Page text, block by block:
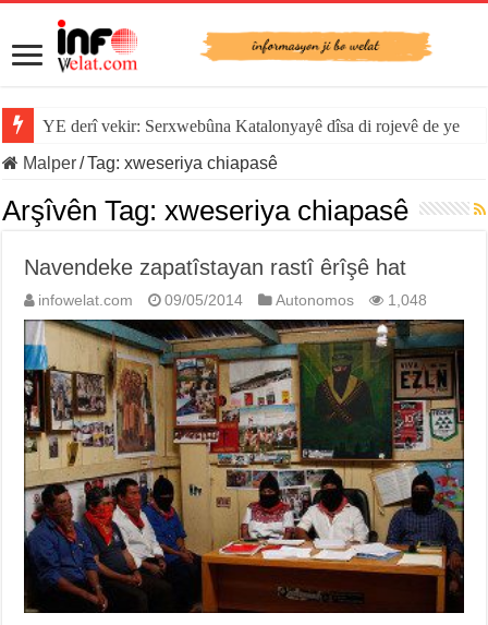
YE derî vekir: Serxwebûna Katalonyayê dîsa di rojevê de ye
Malper/Tag:xweseriya chiapasê
Arşîvên Tag:xweseriya chiapasê
Navendeke zapatîstayan rastî êrîşê hat
infowelat.com 09/05/2014 Autonomos 1,048